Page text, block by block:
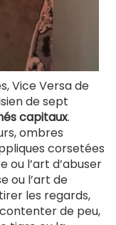
Vice Versa de
de sept
capitaux.
ombres
corsetées
l’art d’abuser
ou l’art de
les regards,
contenter de peu,